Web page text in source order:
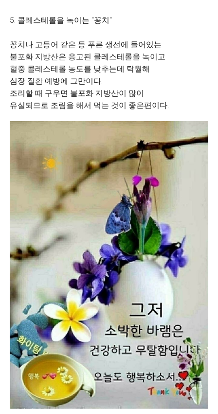
5. 콜레스테롤을 녹이는 "꽁치"
꽁치나 고등어 같은 등 푸른 생선에 들어있는
불포화 지방산은 응고된 콜레스테롤을 녹이고
혈중 콜레스테롤 농도를 낮추는데 탁월해
심장 질환 예방에 그만이다.
조리할 때 구우면 불포화 지방산이 많이
유실되므로 조림을 해서 먹는 것이 좋은편이다.